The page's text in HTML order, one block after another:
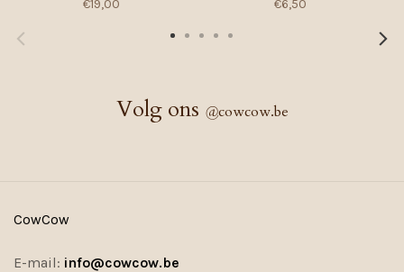
€19,00 €6,50
Volg ons @cowcow.be
CowCow
E-mail: info@cowcow.be